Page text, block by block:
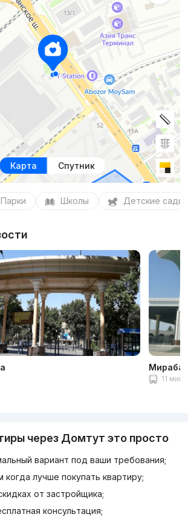
Карта Спутник
Парки Школы Детские сады
11 мин
через Домтут это просто
вариант под ваши требования;
лучше покупать квартиру;
от застройщика;
консультация;